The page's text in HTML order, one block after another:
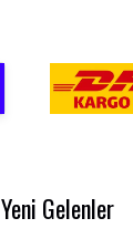
Yeni Gelenler